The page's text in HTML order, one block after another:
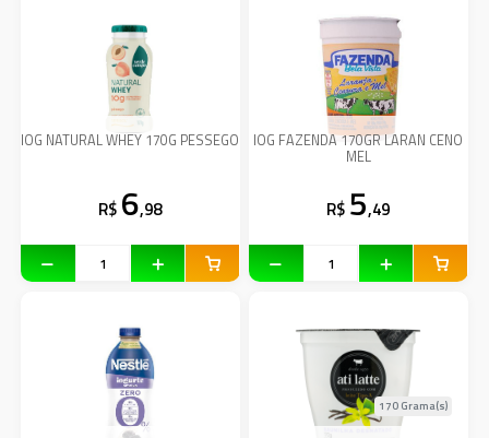
IOG NATURAL WHEY 170G PESSEGO
R$ 6,98
IOG FAZENDA 170GR LARAN CENO
MEL
R$ 5,49
170 Grama(s)